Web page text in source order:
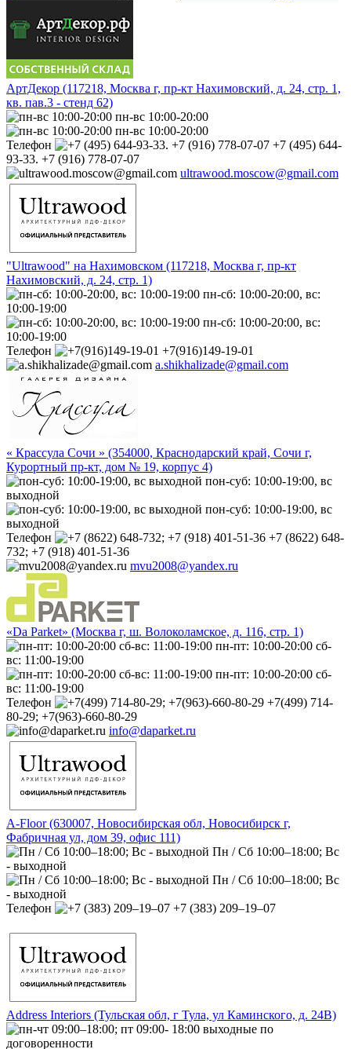
АртДекор (117218, Москва г, пр-кт Нахимовский, д. 24, стр. 1,
кв. пав.3 - стенд 62)
пн-вс 10:00-20:00
пн-вс 10:00-20:00
Телефон
+7 (495) 644-
93-33. +7 (916) 778-07-07
ultrawood.moscow@gmail.com
"Ultrawood" на Нахимовском (117218, Москва г, пр-кт
Нахимовский, д. 24, стр. 1)
пн-сб: 10:00-20:00, вс:
10:00-19:00
пн-сб: 10:00-20:00, вс:
10:00-19:00
Телефон
+7(916)149-19-01
a.shikhalizade@gmail.com
« Крассула Сочи » (354000, Краснодарский край, Сочи г,
Курортный пр-кт, дом № 19, корпус 4)
пон-суб: 10:00-19:00, вс
выходной
пон-суб: 10:00-19:00, вс
выходной
Телефон
+7 (8622) 648-
732; +7 (918) 401-51-36
mvu2008@yandex.ru
«Da Parket» (Москва г, ш. Волоколамское, д. 116, стр. 1)
пн-пт: 10:00-20:00 сб-
вс: 11:00-19:00
пн-пт: 10:00-20:00 сб-
вс: 11:00-19:00
Телефон
+7(499) 714-
80-29; +7(963)-660-80-29
info@daparket.ru
A-Floor (630007, Новосибирская обл, Новосибирск г,
Фабричная ул, дом 39, офис 111)
Пн / Сб 10:00–18:00; Вс
- выходной
Пн / Сб 10:00–18:00; Вс
- выходной
Телефон
+7 (383) 209‒19‒07
Address Interiors (Тульская обл, г Тула, ул Каминского, д. 24В)